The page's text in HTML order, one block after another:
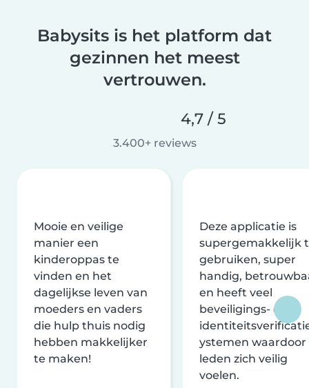
Babysits is het platform dat
gezinnen het meest
vertrouwen.
4,7 / 5
3.400+ reviews
Mooie en veilige
manier een
kinderoppas te
vinden en het
dagelijkse leven van
moeders en vaders
die hulp thuis nodig
hebben makkelijker
te maken!
Deze applicatie is
supergemakkelijk
gebruiken, super
handig,
en heeft veel
beveiligings- en
ystemen waardoor
leden zich veilig
voelen.